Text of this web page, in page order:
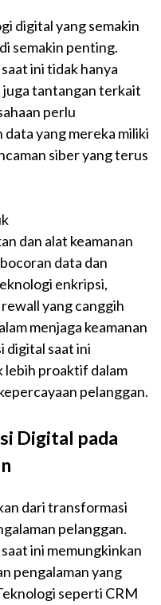
digital yang semakin
semakin penting.
ini tidak hanya
tantangan terkait
perlu
yang mereka miliki
siber yang terus
dan alat keamanan
data dan
enkripsi,
yang canggih
menjaga keamanan
digital saat ini
lebih proaktif dalam
pelanggan.
Digital pada
dari transformasi
pelanggan.
ini memungkinkan
pengalaman yang
seperti CRM